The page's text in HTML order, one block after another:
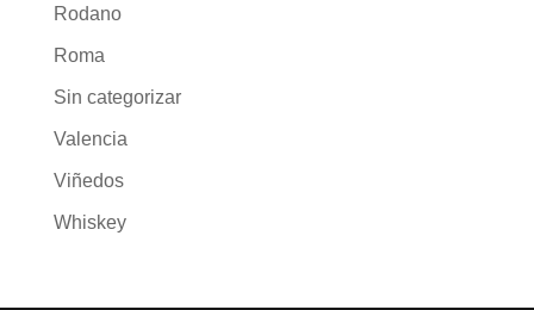
Rodano
Roma
Sin categorizar
Valencia
Viñedos
Whiskey